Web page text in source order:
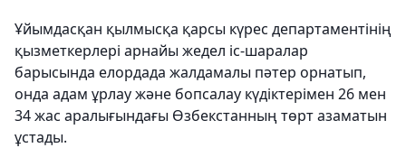
Ұйымдасқан қылмысқа қарсы күрес департаментінің
қызметкерлері арнайы жедел іс-шаралар
барысында елордада жалдамалы пәтер орнатып,
онда адам ұрлау және бопсалау күдіктерімен 26 мен
34 жас аралығындағы Өзбекстанның төрт азаматын
ұстады.